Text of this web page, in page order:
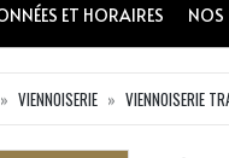
ET HORAIRES
VIENNOISERIE VIENNOISERIE